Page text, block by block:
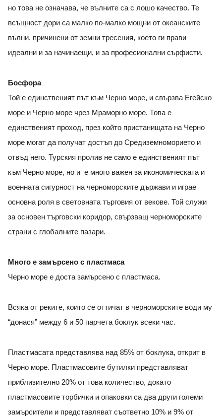
но това не означава, че вълните са с лошо качество. Те
всъщност дори са малко по-малко мощни от океанските
вълни, причинени от земни тресения, което ги прави
идеални и за начинаещи, и за професионални сърфисти.
Босфора
Той е единственият път към Черно море, и свързва Егейско
море и Черно море чрез Мраморно море. Това е
единственият проход, през който пристанищата на Черно
море могат да получат достъп до Средиземноморието и
отвъд него. Турския пролив не само е единственият път
към Черно море, но и е много важен за икономическата и
военната сигурност на черноморските държави и играе
основна роля в световната търговия от векове. Той служи
за основен търговски коридор, свързващ черноморските
страни с глобалните пазари.
Много е замърсено с пластмаса
Черно море е доста замърсено с пластмаса.
Всяка от реките, които се оттичат в черноморските води му
“донася” между 6 и 50 парчета боклук всеки час.
Пластмасата представлява над 85% от боклука, открит в
Черно море. Пластмасовите бутилки представляват
приблизително 20% от това количество, докато
пластмасовите торбички и опаковки са два други големи
замърсители и представляват съответно 10% и 9% от